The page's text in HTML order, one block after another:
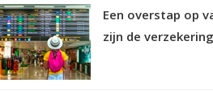
Een overstap op
zijn de